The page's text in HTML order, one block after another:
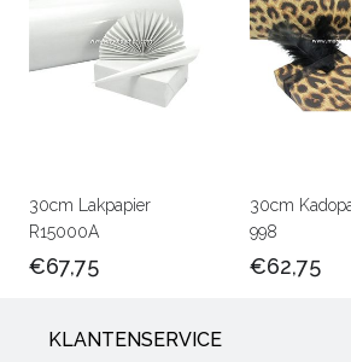
30cm Lakpapier
R15000A
€67,75
30cm
998
€62,75
KLANTENSERVICE